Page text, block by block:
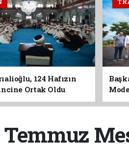
124 Hafızın
Ortak Oldu